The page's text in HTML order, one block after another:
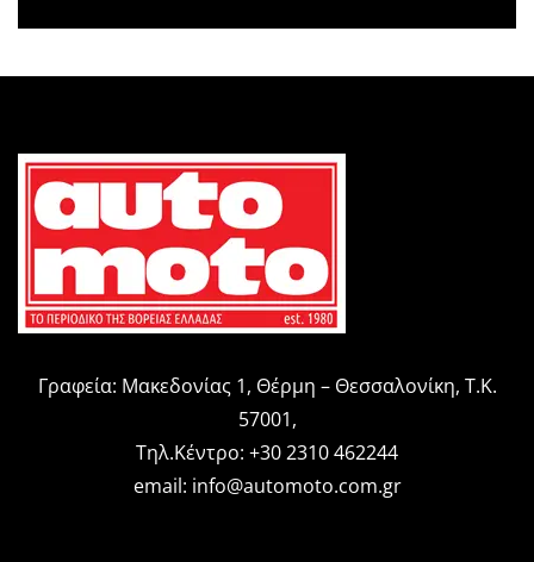
Γραφεία: Μακεδονίας 1, Θέρμη – Θεσσαλονίκη, Τ.Κ.
57001,
Τηλ.Κέντρο: +30 2310 462244
email: info@automoto.com.gr